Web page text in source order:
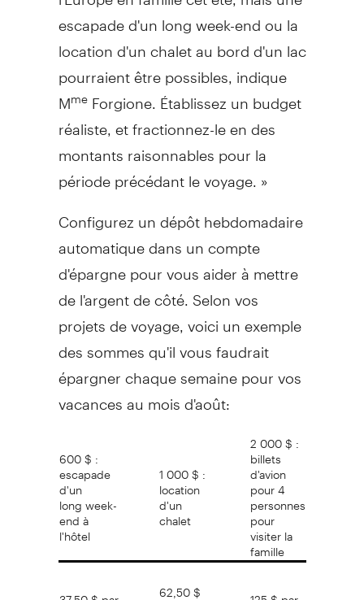
escapade d'un long week-end ou la
location d'un chalet au bord d'un lac
pourraient être possibles, indique
MmeForgione. Établissez un budget
réaliste, et fractionnez-le en des
montants raisonnables pour la
période précédant le voyage. »
Configurez un dépôt hebdomadaire
automatique dans un compte
d'épargne pour vous aider à mettre
de l'argent de côté. Selon vos
projets de voyage, voici un exemple
des sommes qu'il vous faudrait
épargner chaque semaine pour vos
vacances au mois d'août:
600 $ :
escapade
d'un
long week-
end à
l'hôtel
1 000 $ :
location
d'un
chalet
2 000 $ :
billets
d'avion
pour 4
personnes
pour
visiter la
famille
37,50 $ par
62,50 $ 125 $ par